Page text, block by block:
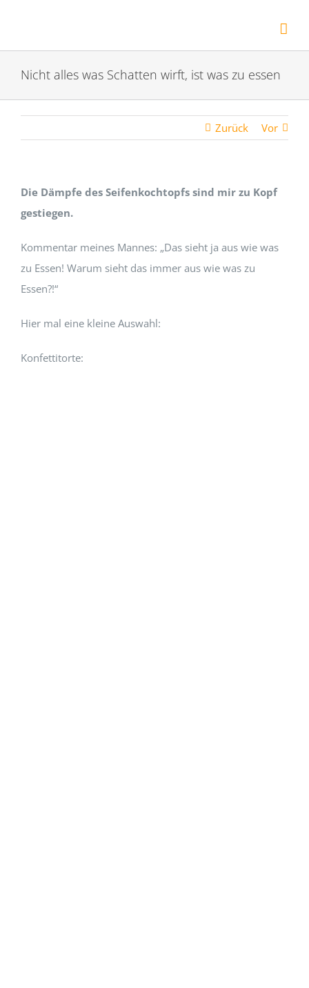
springen
Nicht alles was Schatten wirft, ist was zu essen
Zurück Vor
Die Dämpfe des Seifenkochtopfs sind mir zu Kopf
gestiegen.
Kommentar meines Mannes: „Das sieht ja aus wie was
zu Essen! Warum sieht das immer aus wie was zu
Essen?!“
Hier mal eine kleine Auswahl:
Konfettitorte: